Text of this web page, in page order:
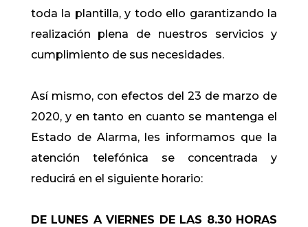
toda la plantilla, y todo ello garantizando la
realización plena de nuestros servicios y
cumplimiento de sus necesidades.
Así mismo, con efectos del 23 de marzo de
2020, y en tanto en cuanto se mantenga el
Estado de Alarma, les informamos que la
atención telefónica se concentrada y
reducirá en el siguiente horario:
DE LUNES A VIERNES DE LAS 8.30 HORAS